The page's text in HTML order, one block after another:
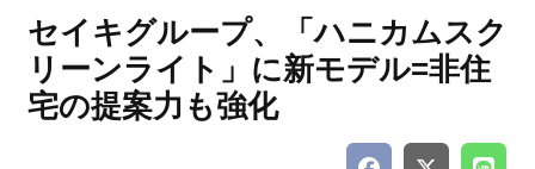
セイキグループ、「ハニカムスク
リーンライト」に新モデル=非住
宅の提案力も強化